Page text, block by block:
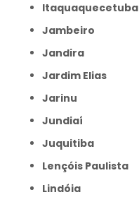
Itaquaquecetuba
Jambeiro
Jandira
Jardim Elias
Jarinu
Jundiaí
Juquitiba
Lençóis Paulista
Lindóia